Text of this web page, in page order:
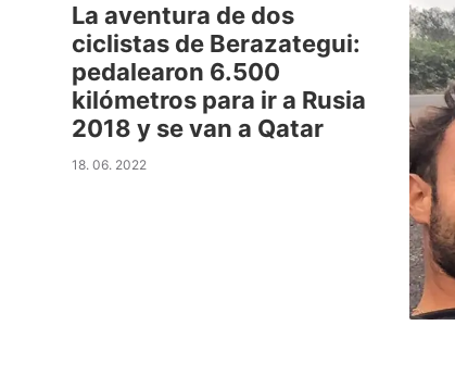
La aventura de dos
ciclistas de Berazategui:
pedalearon 6.500
kilómetros para ir a Rusia
2018 y se van a Qatar
18. 06. 2022